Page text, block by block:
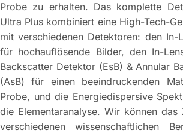
Probe zu erhalten. Das komplette
Ultra Plus kombiniert eine High-Tech-
mit verschiedenen Detektoren: den In-
für hochauflösende Bilder, den In-
Backscatter Detektor (EsB) & Annular
(AsB) für einen beeindruckenden
Probe, und die Energiedispersive
die Elementaranalyse. Wir können das
verschiedenen wissenschaftlichen